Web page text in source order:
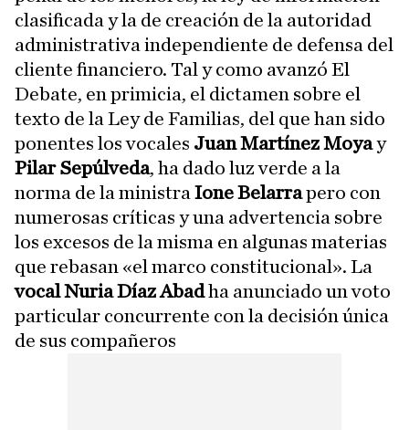
clasificada y la de creación de la autoridad
administrativa independiente de defensa del
cliente financiero. Tal y como avanzó El
Debate, en primicia, el dictamen sobre el
texto de la Ley de Familias, del que han sido
ponentes los vocales Juan Martínez Moyay
Pilar Sepúlveda, ha dado luz verde a la
norma de la ministra Ione Belarrapero con
numerosas críticas y una advertencia sobre
los excesos de la misma en algunas materias
que rebasan «el marco constitucional». La
vocal Nuria Díaz Abadha anunciado un voto
particular concurrente con la decisión única
de sus compañeros